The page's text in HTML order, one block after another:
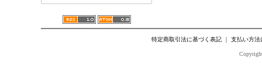
特定商取引法に基づく表記｜ 支払い方法